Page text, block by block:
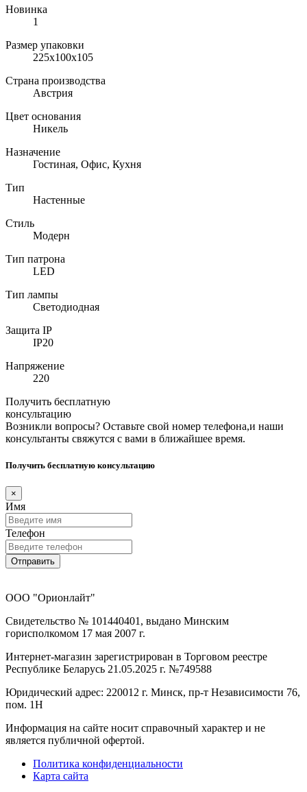
Новинка
1
Размер упаковки
225х100х105
Страна производства
Австрия
Цвет основания
Никель
Назначение
Гостиная, Офис, Кухня
Тип
Настенные
Стиль
Модерн
Тип патрона
LED
Тип лампы
Светодиодная
Защита IP
IP20
Напряжение
220
Получить бесплатную
консультацию
Возникли вопросы? Оставьте свой номер телефона,и наши
консультанты свяжутся с вами в ближайшее время.
Получить бесплатную консультацию
×
Имя
Телефон
Отправить
ООО "Орионлайт"
Свидетельство № 101440401, выдано Минским
горисполкомом 17 мая 2007 г.
Интернет-магазин зарегистрирован в Торговом реестре
Республике Беларусь 21.05.2025 г. №749588
Юридический адрес: 220012 г. Минск, пр-т Независимости 76,
пом. 1Н
Информация на сайте носит справочный характер и не
является публичной офертой.
Политика конфиденциальности
Карта сайта